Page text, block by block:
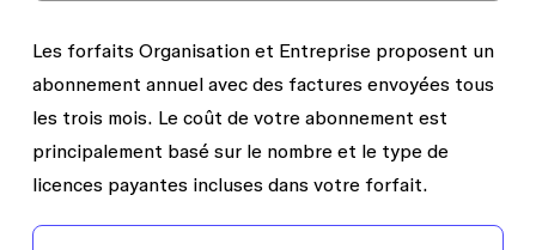
Les forfaits Organisation et Entreprise proposent un
abonnement annuel avec des factures envoyées tous
les trois mois. Le coût de votre abonnement est
principalement basé sur le nombre et le type de
licences payantes incluses dans votre forfait.